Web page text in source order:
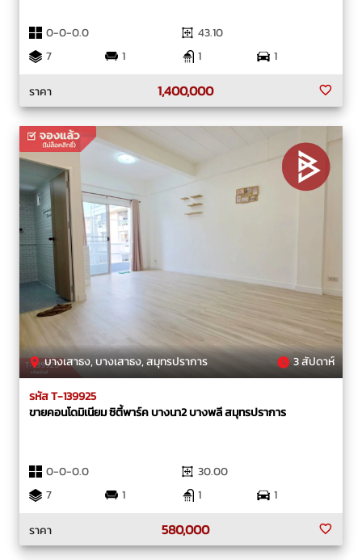
0-0-0.0
43.10
7
1 1
1
ราคา
1,400,000
บางเสาธง, บางเสาธง, สมุทรปราการ 3 สัปดาห์
รหัส T-139925
ขายคอนโดมิเนียม ซิตี้พาร์ค บางนา2 บางพลี สมุทรปราการ
0-0-0.0
30.00
7
1 1
1
ราคา
580,000